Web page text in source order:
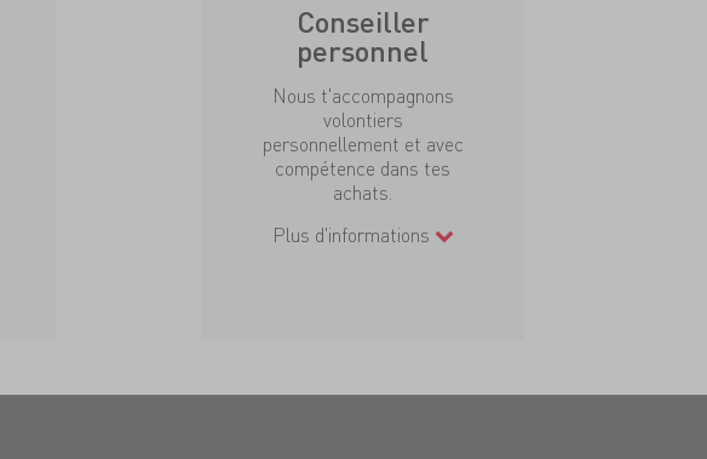
Conseiller
personnel
Nous t'accompagnons
volontiers
personnellement et avec
compétence dans tes
achats.
Plus d'informations